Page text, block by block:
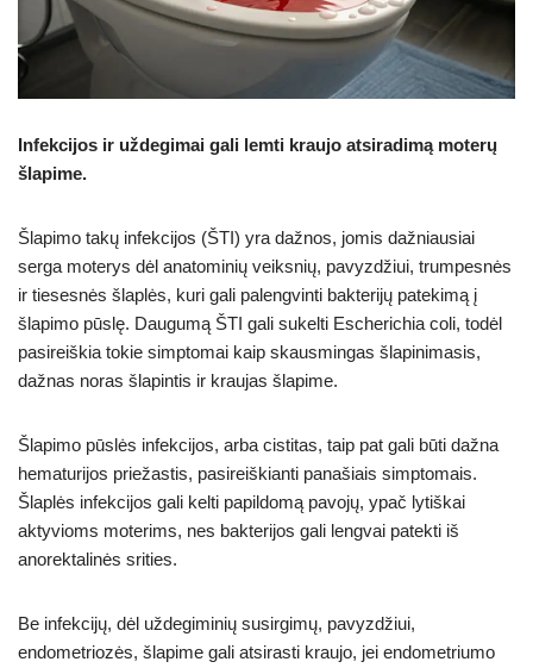
Infekcijos ir uždegimai gali lemti kraujo atsiradimą moterų
šlapime.
Šlapimo takų infekcijos (ŠTI) yra dažnos, jomis dažniausiai
serga moterys dėl anatominių veiksnių, pavyzdžiui, trumpesnės
ir tiesesnės šlaplės, kuri gali palengvinti bakterijų patekimą į
šlapimo pūslę. Daugumą ŠTI gali sukelti Escherichia coli, todėl
pasireiškia tokie simptomai kaip skausmingas šlapinimasis,
dažnas noras šlapintis ir kraujas šlapime.
Šlapimo pūslės infekcijos, arba cistitas, taip pat gali būti dažna
hematurijos priežastis, pasireiškianti panašiais simptomais.
Šlaplės infekcijos gali kelti papildomą pavojų, ypač lytiškai
aktyvioms moterims, nes bakterijos gali lengvai patekti iš
anorektalinės srities.
Be infekcijų, dėl uždegiminių susirgimų, pavyzdžiui,
endometriozės, šlapime gali atsirasti kraujo, jei endometriumo